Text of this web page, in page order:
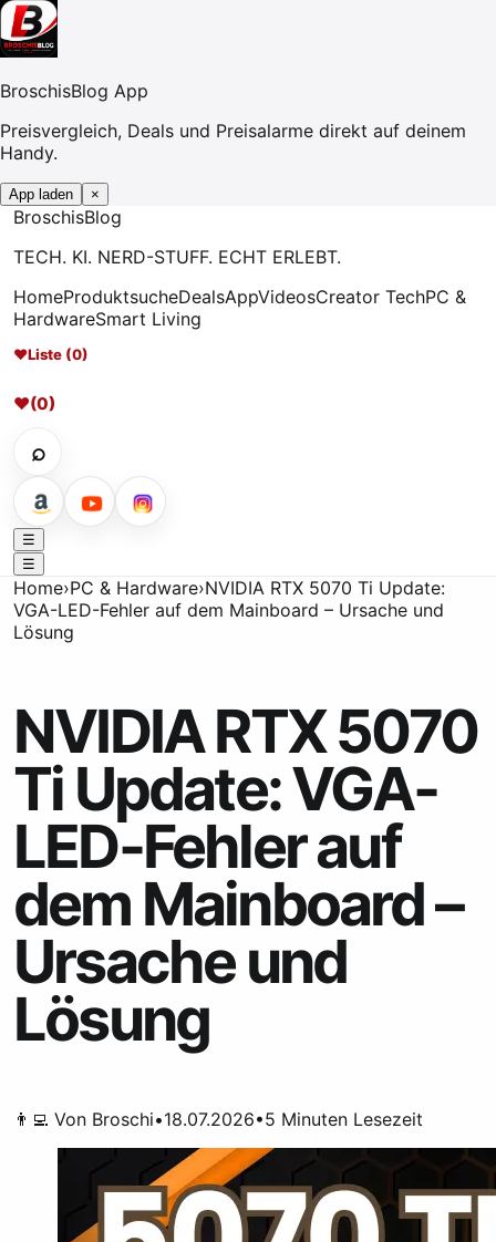
BroschisBlog App
Preisvergleich, Deals und Preisalarme direkt auf deinem
Handy.
App laden ×
BroschisBlog
TECH. KI. NERD-STUFF. ECHT ERLEBT.
HomeProduktsucheDealsAppVideosCreator TechPC &
HardwareSmart Living
♥Liste (0)
♥(0)
⌕
☰
☰
Home›PC & Hardware›NVIDIA RTX 5070 Ti Update:
VGA-LED-Fehler auf dem Mainboard – Ursache und
Lösung
NVIDIA RTX 5070
Ti Update: VGA-
LED-Fehler auf
dem Mainboard –
Ursache und
Lösung
👨‍💻 Von Broschi•18.07.2026•5 Minuten Lesezeit